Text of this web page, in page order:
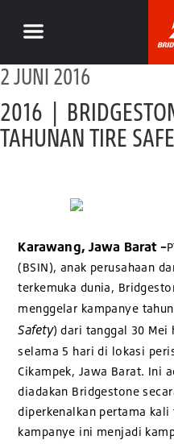
2 JUNI 2016
2016 |
TAHUNAN TIRE
Karawang, Jawa Barat –
(BSIN), anak perusahaan
terkemuka dunia,
menggelar kampanye
Safety) dari tanggal 30 Mei
selama 5 hari di lokasi
Cikampek, Jawa Barat. Ini
diadakan Bridgestone
diperkenalkan pertama kali
kampanye ini menjadi